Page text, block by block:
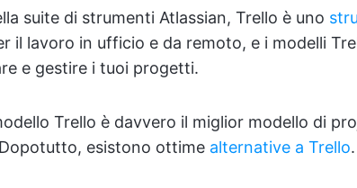
suite di strumenti Atlassian, Trello è uno
il lavoro in ufficio e da remoto, e i modelli
e gestire i tuoi progetti.
Trello è davvero il miglior modello di
esistono ottime alternative a Trello